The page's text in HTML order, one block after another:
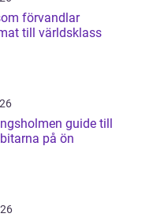
förvandlar
till världsklass
guide till
på ön